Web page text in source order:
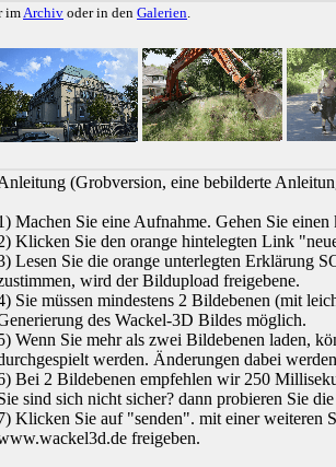
imArchiv oder in den Galerien.
(Grobversion, eine bebilderte
Machen Sie eine Aufnahme. Gehen Sie
Klicken Sie den orange hintelegten Link
Lesen Sie die orange unterlegten Erklärung
wird der Bildupload freigebene.
Sie müssen mindestens 2 Bildebenen (mit
des Wackel-3D Bildes möglich.
Wenn Sie mehr als zwei Bildebenen laden,
werden. Änderungen dabei
Bei 2 Bildebenen empfehlen wir 250
sind sich nicht sicher? dann probieren Sie
Klicken Sie auf "senden". mit einer weiteren
freigeben.